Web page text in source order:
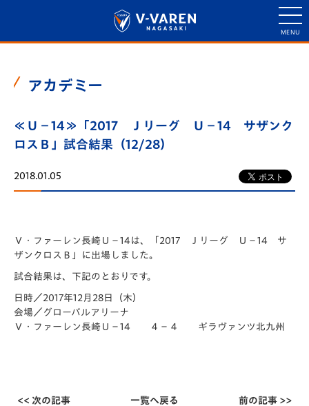
アカデミー
≪Ｕ－14≫「2017 Ｊリーグ Ｕ－14 サザンク
ロスＢ」試合結果（12/28）
2018.01.05
Ｖ・ファーレン長崎Ｕ－14は、「2017 Ｊリーグ Ｕ－14 サ
ザンクロスＢ」に出場しました。
試合結果は、下記のとおりです。
日時／2017年12月28日（木）
会場／グローバルアリーナ
Ｖ・ファーレン長崎Ｕ－14 ４－４ ギラヴァンツ北九州
<< 次の記事 一覧へ戻る 前の記事 >>